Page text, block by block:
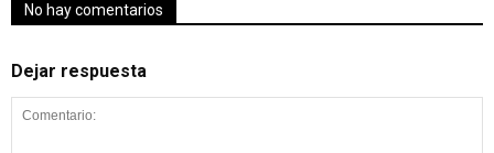
No hay comentarios
Dejar respuesta